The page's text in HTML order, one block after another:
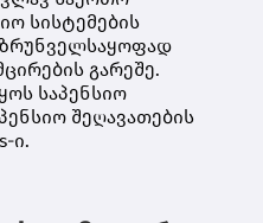
სისტემების
გარეშე.
საპენსიო
შეღავათების
ი.